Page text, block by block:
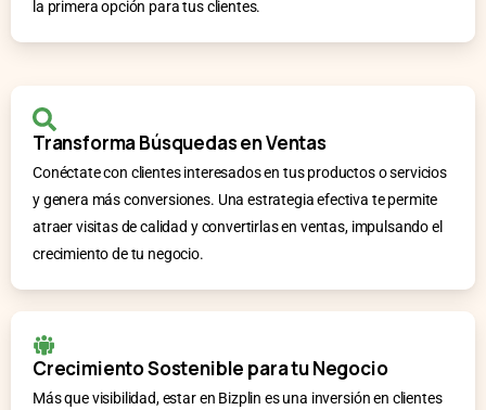
la primera opción para tus clientes.
Transforma Búsquedas en Ventas
Conéctate con clientes interesados en tus productos o servicios
y genera más conversiones. Una estrategia efectiva te permite
atraer visitas de calidad y convertirlas en ventas, impulsando el
crecimiento de tu negocio.
Crecimiento Sostenible para tu Negocio
Más que visibilidad, estar en Bizplin es una inversión en clientes